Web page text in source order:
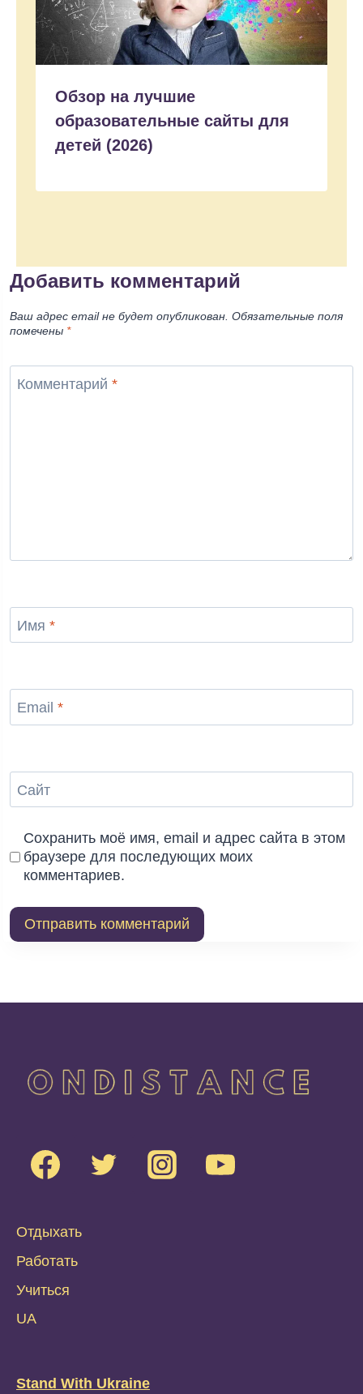
Обзор на лучшие
образовательные сайты для
детей (2026)
Добавить комментарий
Ваш адрес email не будет опубликован. Обязательные поля
помечены *
Комментарий *
Имя *
Email *
Сайт
Сохранить моё имя, email и адрес сайта в этом
браузере для последующих моих
комментариев.
Отдыхать
Работать
Учиться
UA
Stand With Ukraine